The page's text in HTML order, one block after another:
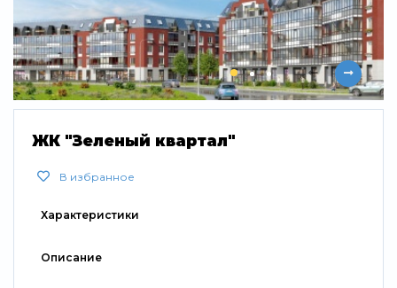
Политика конфиденциальности
Карта сайта
ЖК "Зеленый квартал"
В избранное
Характеристики
Описание